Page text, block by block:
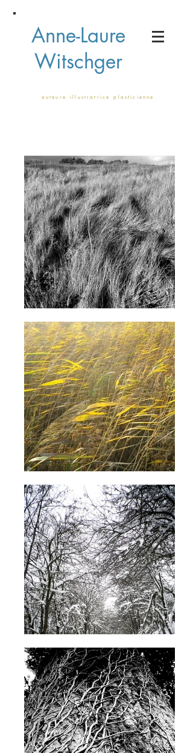
Anne-Laure
Witschger
a u t e u r e i l l u s t r a t r i c e p l a s t i c i e n n e